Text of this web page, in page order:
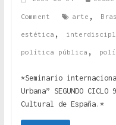
Comment arte ,
estética ,
política pública ,
*Seminario
Urbana” SEGUNDO
Cultural de España.*